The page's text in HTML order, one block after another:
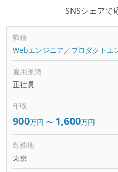
SNSシェアで
職種
Webエンジニア／プロダクトエ
雇用形態
正社員
年収
900万円 〜 1,600万円
勤務地
東京